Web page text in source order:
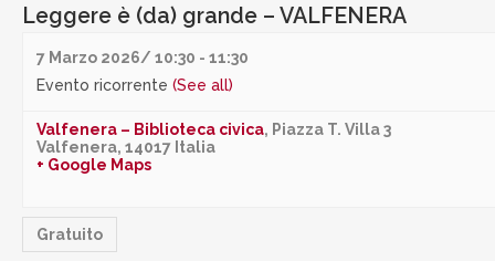
Leggere è (da) grande – VALFENERA
7 Marzo 2026/ 10:30 - 11:30
Evento ricorrente (See all)
Valfenera – Biblioteca civica, Piazza T. Villa 3
Valfenera, 14017 Italia
+ Google Maps
Gratuito